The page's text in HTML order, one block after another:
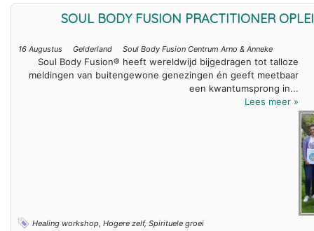
SOUL BODY FUSION PRACTITIONER
16 Augustus Gelderland Soul Body Fusion Centrum Arno & Anneke
Soul Body Fusion® heeft wereldwijd bijgedragen tot talloze
meldingen van buitengewone genezingen én geeft meetbaar
een kwantumsprong in...
Lees meer »
Healing workshop, Hogere zelf, Spirituele groei